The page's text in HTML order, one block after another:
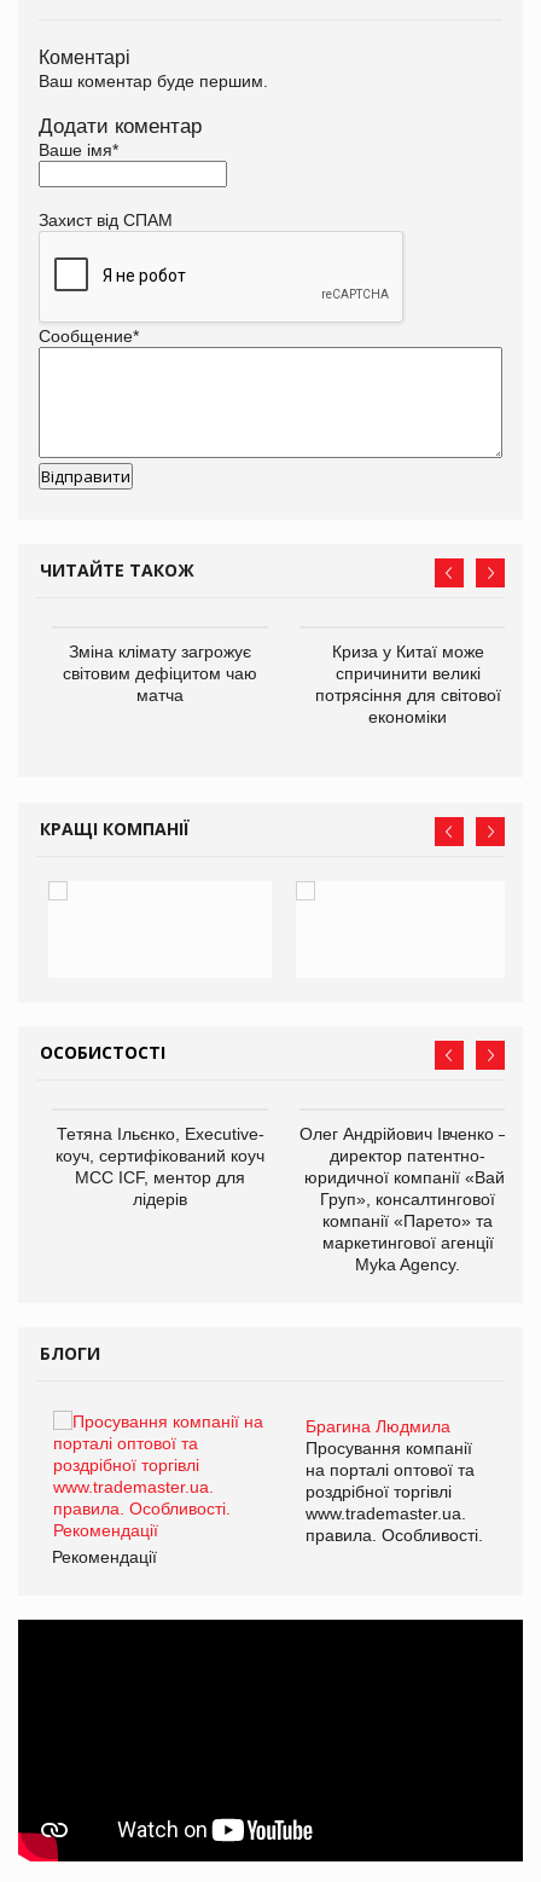
Коментарі
Ваш коментар буде першим.
Додати коментар
Ваше імя*
Захист від СПАМ
Сообщение*
ЧИТАЙТЕ ТАКОЖ
Зміна клімату загрожує
світовим дефіцитом чаю
матча
Криза у Китаї може
спричинити великі
потрясіння для світової
економіки
КРАЩІ КОМПАНІЇ
ОСОБИСТОСТІ
Тетяна Ільєнко, Executive-
коуч, сертифікований коуч
МСС ICF, ментор для
лідерів
Олег Андрійович Івченко —
директор патентно-
юридичної компанії «Вайз
Груп», консалтингової
компанії «Парето» та
маркетингової агенції
Myka Agency.
БЛОГИ
Брагина Людмила
Просування компанії
на порталі оптової та
роздрібної торгівлі
www.trademaster.ua.
правила. Особливості.
Рекомендації